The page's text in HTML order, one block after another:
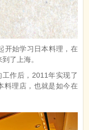
开始学习日本料理，在
了上海。
作后，2011年实现了
理店，也就是如今在